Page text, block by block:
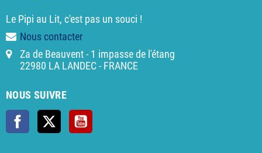
Le Pipi au Lit, c'est pas un souci !
Nous contacter
Za de Beauvent - 1 impasse de l'étang
22980 LA LANDEC - FRANCE
NOUS SUIVRE
Facebook